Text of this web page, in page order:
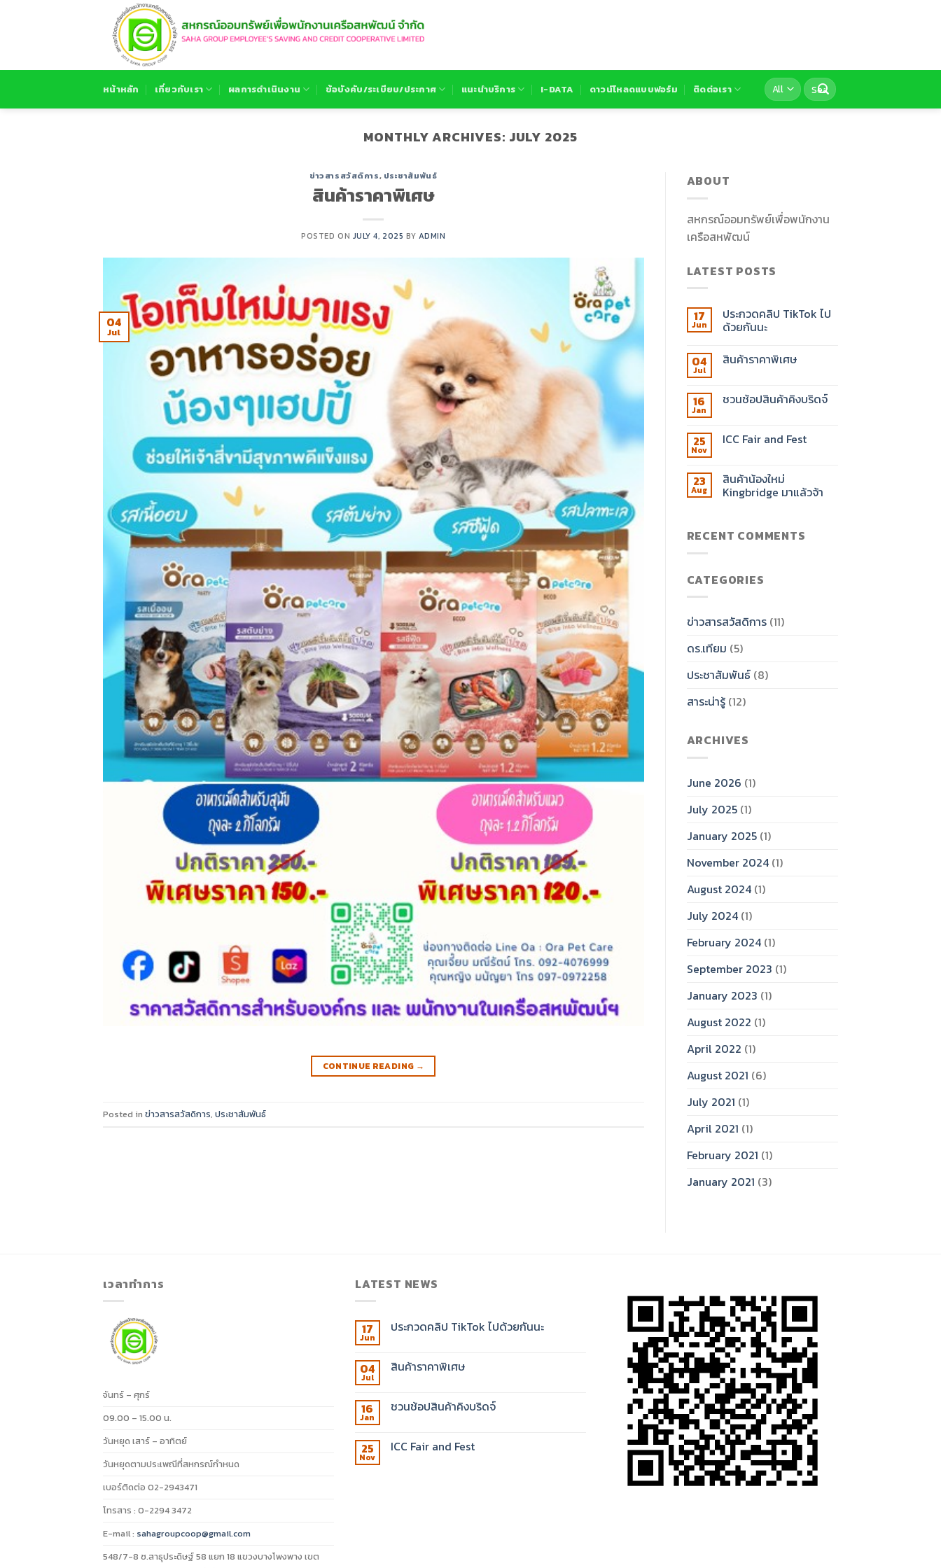
หน้าหลัก เกี่ยวกับเรา ผลการดำเนินงาน ข้อบังคับ/ระเบียบ/ประกาศ แนะนำบริการ I-DATA ดาวน์โหลดแบบฟอร์ม ติดต่อเรา
MONTHLY ARCHIVES: JULY 2025
ข่าวสารสวัสดิการ, ประชาสัมพันธ์
สินค้าราคาพิเศษ
POSTED ON JULY 4, 2025 BY ADMIN
04
Jul
CONTINUE READING →
Posted in ข่าวสารสวัสดิการ, ประชาสัมพันธ์
ABOUT
สหกรณ์ออมทรัพย์เพื่อพนักงาน
เครือสหพัฒน์
LATEST POSTS
17
Jun
ประกวดคลิป TikTok ไป
ด้วยกันนะ
04
Jul
สินค้าราคาพิเศษ
16
Jan
ชวนช้อปสินค้าคิงบริดจ์
25
Nov
ICC Fair and Fest
23
Aug
สินค้าน้องใหม่
Kingbridge มาแล้วจ้า
RECENT COMMENTS
CATEGORIES
ข่าวสารสวัสดิการ(11)
ดร.เทียม (5)
ประชาสัมพันธ์(8)
สาระน่ารู้(12)
ARCHIVES
June 2026 (1)
July 2025(1)
January 2025(1)
November 2024(1)
August 2024(1)
July 2024(1)
February 2024(1)
September 2023 (1)
January 2023 (1)
August 2022 (1)
April 2022 (1)
August 2021 (6)
July 2021 (1)
April 2021 (1)
February 2021 (1)
January 2021 (3)
เวลาทำการ
จันทร์ – ศุกร์
09.00 – 15.00 น.
วันหยุด เสาร์ – อาทิตย์
วันหยุดตามประเพณีที่สหกรณ์กำหนด
เบอร์ติดต่อ 02-2943471
โทรสาร : 0-2294 3472
E-mail : sahagroupcoop@gmail.com
548/7-8 ซ.สาธุประดิษฐ์ 58 แยก 18 แขวงบางโพงพาง เขต
LATEST NEWS
17
Jun
ประกวดคลิป TikTok ไปด้วยกันนะ
04
Jul
สินค้าราคาพิเศษ
16
Jan
ชวนช้อปสินค้าคิงบริดจ์
25
Nov
ICC Fair and Fest